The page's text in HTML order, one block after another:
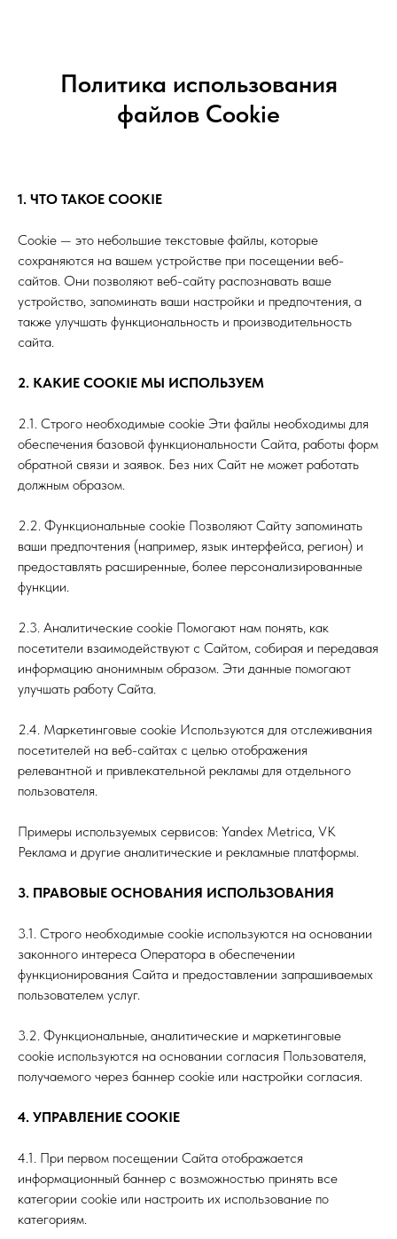
Политика использования
файлов Cookie
1. ЧТО ТАКОЕ COOKIE
Cookie — это небольшие текстовые файлы, которые
сохраняются на вашем устройстве при посещении веб-
сайтов. Они позволяют веб-сайту распознавать ваше
устройство, запоминать ваши настройки и предпочтения, а
также улучшать функциональность и производительность
сайта.
2. КАКИЕ COOKIE МЫ ИСПОЛЬЗУЕМ
2.1. Строго необходимые cookie Эти файлы необходимы для
обеспечения базовой функциональности Сайта, работы форм
обратной связи и заявок. Без них Сайт не может работать
должным образом.
2.2. Функциональные cookie Позволяют Сайту запоминать
ваши предпочтения (например, язык интерфейса, регион) и
предоставлять расширенные, более персонализированные
функции.
2.3. Аналитические cookie Помогают нам понять, как
посетители взаимодействуют с Сайтом, собирая и передавая
информацию анонимным образом. Эти данные помогают
улучшать работу Сайта.
2.4. Маркетинговые cookie Используются для отслеживания
посетителей на веб-сайтах с целью отображения
релевантной и привлекательной рекламы для отдельного
пользователя.
Примеры используемых сервисов: Yandex Metrica, VK
Реклама и другие аналитические и рекламные платформы.
3. ПРАВОВЫЕ ОСНОВАНИЯ ИСПОЛЬЗОВАНИЯ
3.1. Строго необходимые cookie используются на основании
законного интереса Оператора в обеспечении
функционирования Сайта и предоставлении запрашиваемых
пользователем услуг.
3.2. Функциональные, аналитические и маркетинговые
cookie используются на основании согласия Пользователя,
получаемого через баннер cookie или настройки согласия.
4. УПРАВЛЕНИЕ COOKIE
4.1. При первом посещении Сайта отображается
информационный баннер с возможностью принять все
категории cookie или настроить их использование по
категориям.